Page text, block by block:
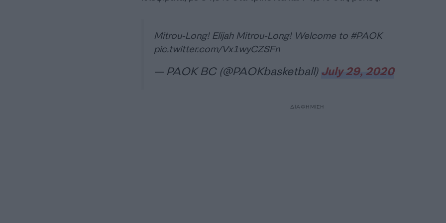
Mitrou-Long! Elijah Mitrou-Long! Welcome to #PAOK
pic.twitter.com/Vx1wyCZSFn
— PAOK BC (@PAOKbasketball) July 29, 2020
ΔΙΑΦΗΜΙΣΗ